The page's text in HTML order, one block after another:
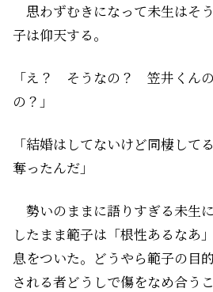
思わずむきになって未生はそ
子は仰天する。
「え？ そうなの？ 笠井くん
の？」
「結婚はしてないけど同棲して
奪ったんだ」
勢いのままに語りすぎる未生
したまま範子は「根性あるなあ
息をついた。どうやら範子の目
される者どうしで傷をなめ合う